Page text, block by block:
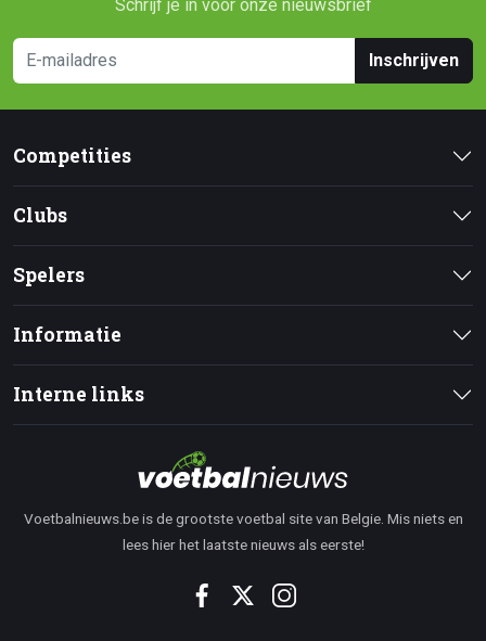
Schrijf je in voor onze nieuwsbrief
Inschrijven
Competities
Clubs
Spelers
Informatie
Interne links
Voetbalnieuws.be is de grootste voetbal site van Belgie. Mis niets en
lees hier het laatste nieuws als eerste!